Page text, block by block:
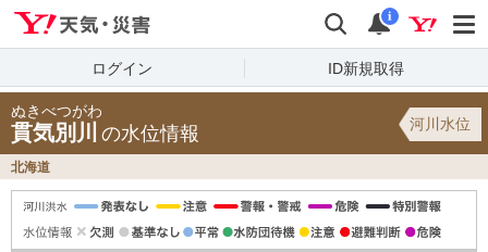
検索 通知
i
ログイン ID新規取得
ぬきべつがわ
貫気別川 の水位情報 河川水位
北海道